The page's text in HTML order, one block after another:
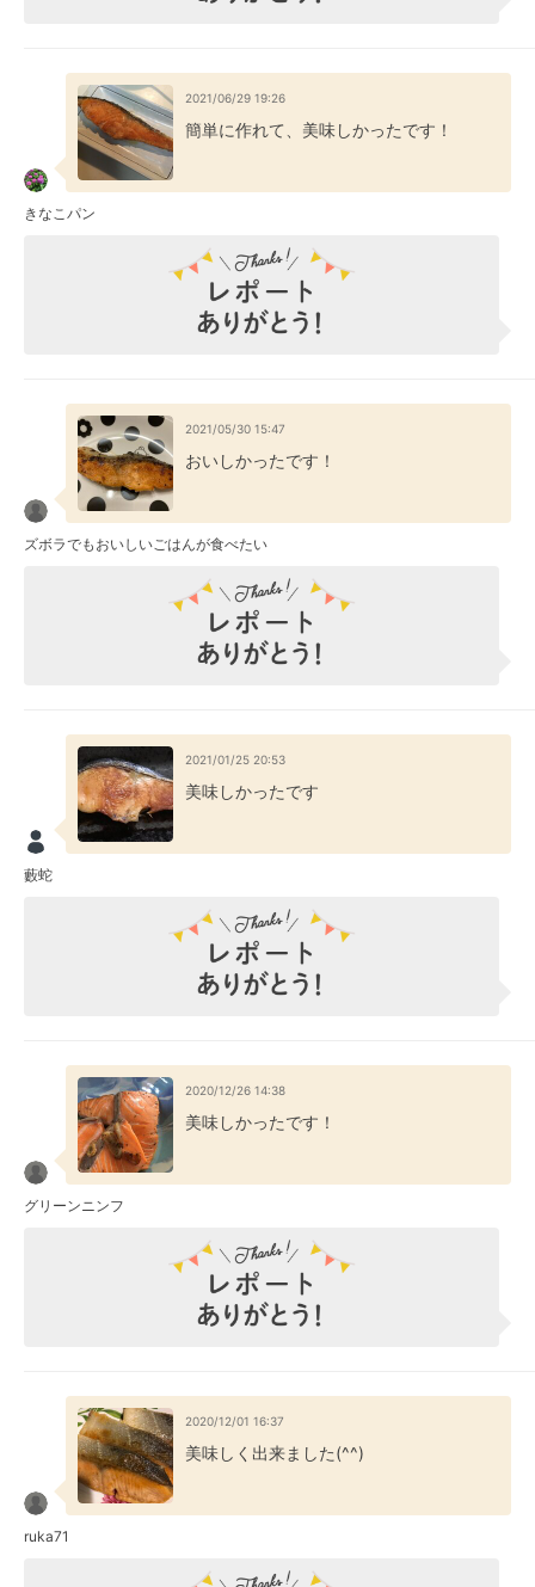
2021/06/29 19:26
簡単に作れて、美味しかったです！
きなこパン
2021/05/30 15:47
おいしかったです！
ズボラでもおいしいごはんが食べたい
2021/01/25 20:53
美味しかったです
藪蛇
2020/12/26 14:38
美味しかったです！
グリーンニンフ
2020/12/01 16:37
美味しく出来ました(^^)
ruka71